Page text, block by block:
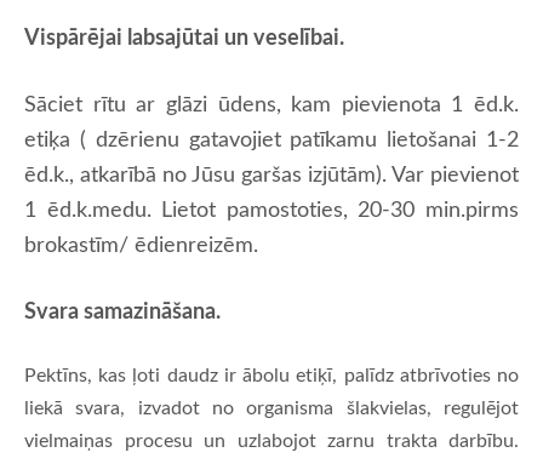
Vispārējai labsajūtai un veselībai.
Sāciet rītu ar glāzi ūdens, kam pievienota 1 ēd.k.
etiķa ( dzērienu gatavojiet patīkamu lietošanai 1-2
ēd.k., atkarībā no Jūsu garšas izjūtām). Var pievienot
1 ēd.k.medu. Lietot pamostoties, 20-30 min.pirms
brokastīm/ ēdienreizēm.
Svara samazināšana.
Pektīns, kas ļoti daudz ir ābolu etiķī, palīdz atbrīvoties no
liekā svara, izvadot no organisma šlakvielas, regulējot
vielmaiņas procesu un uzlabojot zarnu trakta darbību.